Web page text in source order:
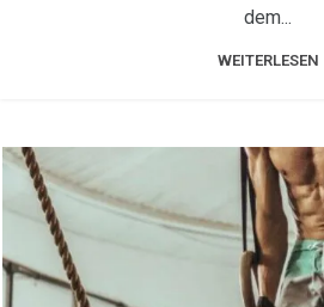
dem...
WEITERLESEN